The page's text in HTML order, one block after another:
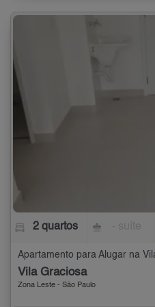
2 quartos
Vila Graciosa
Zona Leste - São Paulo